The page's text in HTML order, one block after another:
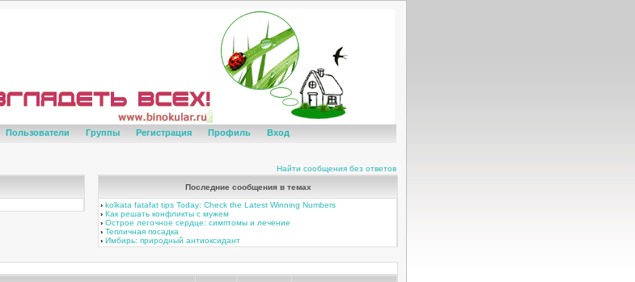
Пользователи Группы Регистрация Профиль Вход
Найти сообщения без ответов
Последние сообщения в темах
› kolkata fatafat tips Today: Check the Latest Winning Numbers
› Как решать конфликты с мужем
› Острое легочное сердце: симптомы и лечение
› Тепличная посадка
› Имбирь: природный антиоксидант